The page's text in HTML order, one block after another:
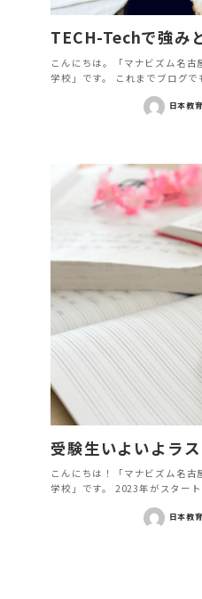
TECH-Techで強み
こんにちは。「マナビズム名
学校」です。 これまでブログ
日本教
受験生いよいよラ
こんにちは！「マナビズム名
学校」です。 2023年がスター
日本教